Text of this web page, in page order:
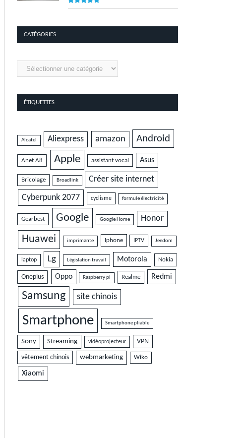
CATÉGORIES
Catégories
ÉTIQUETTES
Alcatel Aliexpress amazon Android
Anet A8 Apple assistant vocal Asus
Bricolage Broadlink Créer site internet
Cyberpunk 2077 cyclisme formule électricité
Gearbest Google Google Home Honor
Huawei imprimante Iphone IPTV Jeedom
laptop Lg Législation travail Motorola Nokia
Oneplus Oppo Raspberry pi Realme Redmi
Samsung site chinois
Smartphone Smartphone pliable
Sony Streaming vidéoprojecteur VPN
vêtement chinois webmarketing Wiko
Xiaomi